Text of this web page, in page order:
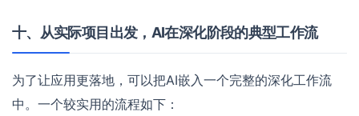
十、从实际项目出发，AI在深化阶段的典型工作流
为了让应用更落地，可以把AI嵌入一个完整的深化工作流
中。一个较实用的流程如下：